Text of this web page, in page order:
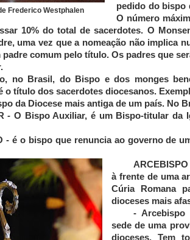
Frederico Westphalen
pedido do bispo
O número
10% do total de sacerdotes. O
uma vez que a nomeação não implica
comum pelo título. Os padres que
no Brasil, do Bispo e dos monges
o título dos sacerdotes diocesanos.
da Diocese mais antiga de um país. No
-O Bispo Auxiliar, é um Bispo-titular da
- é o bispo que renuncia ao governo de
ARCEBISPO
à frente de uma
Cúria Romana
dioceses mais
- Arcebispo
sede de uma
dioceses. Tem